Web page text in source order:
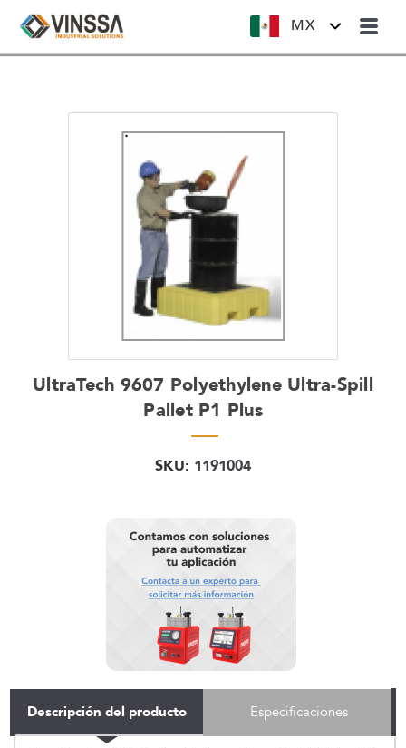
MX
UltraTech 9607 Polyethylene Ultra-Spill
Pallet P1 Plus
SKU: 1191004
Descripción del producto Especificaciones